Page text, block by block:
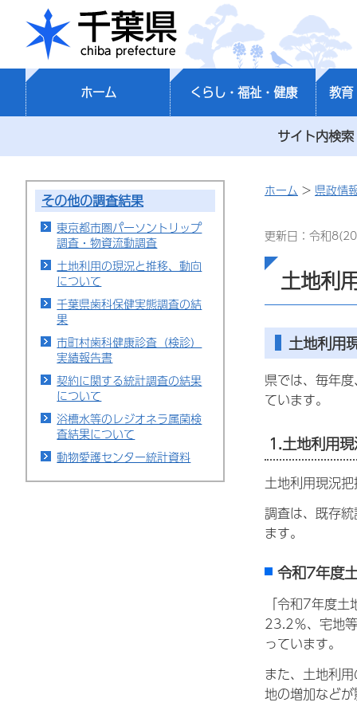
千葉県
ホーム くらし・福祉・健康 教育
サイト内検索
その他の調査結果
東京都市圏パーソントリップ
調査・物資流動調査
土地利用の現況と推移、動向
について
千葉県歯科保健実態調査の結
果
市町村歯科健康診査（検診）
実績報告書
契約に関する統計調査の結果
について
浴槽水等のレジオネラ属菌検
査結果について
動物愛護センター統計資料
ホーム > 県政情
更新日：令和
土地利
土地利用
県では、毎年
ています。
1.土地利用
土地利用現況
調査は、既存
ます。
令和7年度
「令和7年度
23.2％、宅地
っています。
また、土地利
地の増加など